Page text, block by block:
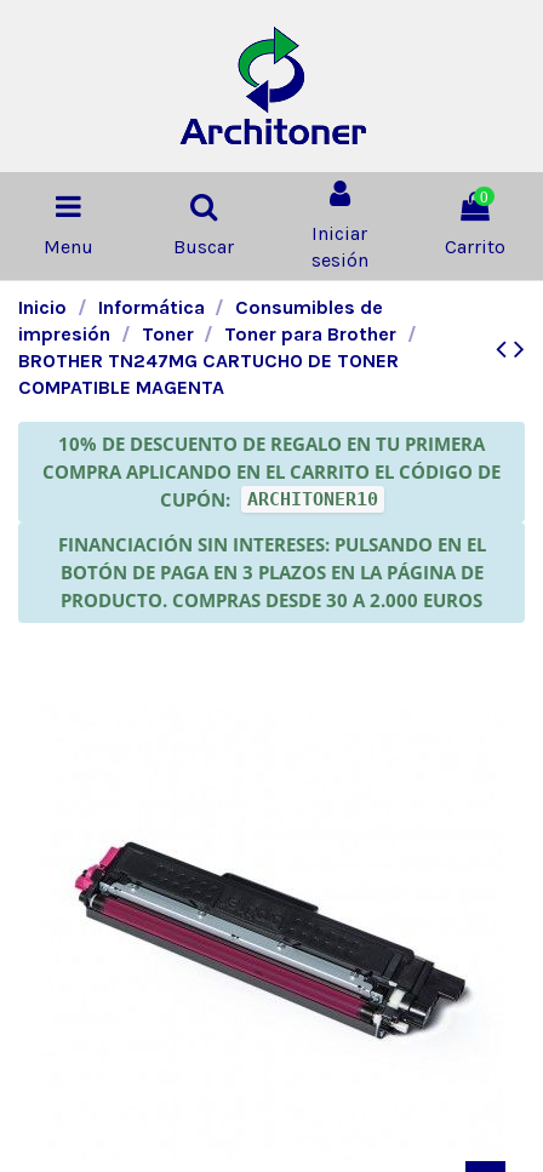
Menu Buscar
Iniciar
sesión
0
Carrito
Inicio Informática
Consumibles de
impresión
Toner
Toner para Brother
BROTHER TN247MG CARTUCHO DE TONER
COMPATIBLE MAGENTA
10% DE DESCUENTO DE REGALO EN TU PRIMERA
COMPRA APLICANDO EN EL CARRITO EL CÓDIGO DE
CUPÓN:
ARCHITONER10
FINANCIACIÓN SIN INTERESES: PULSANDO EN EL
BOTÓN DE PAGA EN 3 PLAZOS EN LA PÁGINA DE
PRODUCTO. COMPRAS DESDE 30 A 2.000 EUROS